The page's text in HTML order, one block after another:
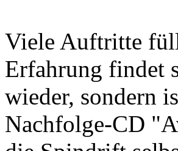
Viele Auftritte
Erfahrung findet
wieder, sondern
Nachfolge-CD